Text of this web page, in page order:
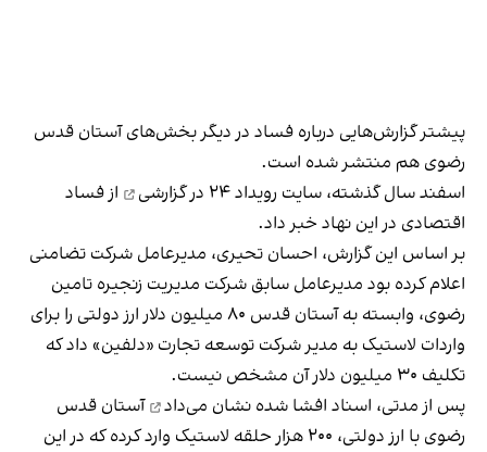
پیشتر گزارش‌هایی درباره فساد در دیگر بخش‌های آستان قدس
رضوی هم منتشر شده است.
اسفند سال گذشته، سایت رویداد ۲۴ در گزارشی
از فساد
اقتصادی در این نهاد خبر داد.
بر اساس این گزارش، احسان تحیری،‌ مدیرعامل شرکت تضامنی
اعلام کرده بود مدیرعامل سابق شرکت مدیریت زنجیره تامین
رضوی، وابسته به آستان قدس ۸۰ میلیون دلار ارز دولتی را برای
واردات لاستیک به مدیر شرکت توسعه تجارت «دلفین» داد که
تکلیف ۳۰ میلیون دلار آن مشخص نیست.
پس از مدتی، اسناد افشا شده نشان می‌داد
آستان قدس
رضوی با ارز دولتی، ۲۰۰ هزار حلقه لاستیک وارد کرده که در این